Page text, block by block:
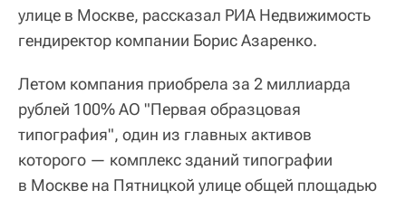
улице в Москве, рассказал РИА Недвижимость
гендиректор компании Борис Азаренко.
Летом компания приобрела за 2 миллиарда
рублей 100% АО "Первая образцовая
типография", один из главных активов
которого — комплекс зданий типографии
в Москве на Пятницкой улице общей площадью